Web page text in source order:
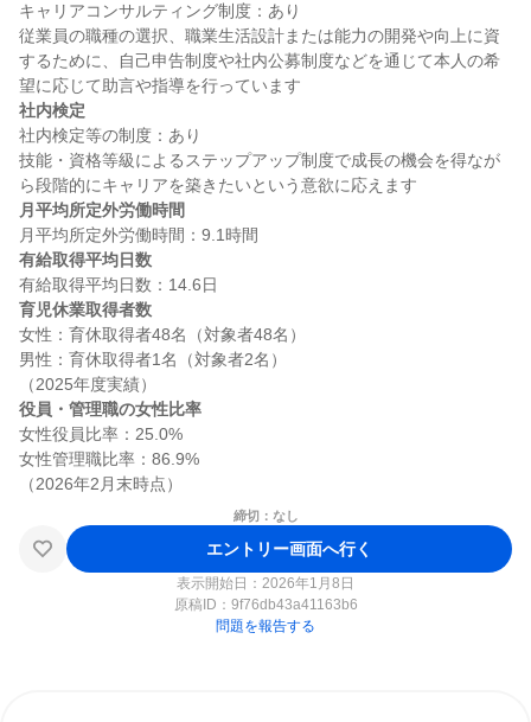
キャリアコンサルティング制度：あり
従業員の職種の選択、職業生活設計または能力の開発や向上に資
するために、自己申告制度や社内公募制度などを通じて本人の希
社内検定
社内検定等の制度：あり
技能・資格等級によるステップアップ制度で成長の機会を得なが
月平均所定外労働時間
有給取得平均日数
育児休業取得者数
女性：育休取得者48名（対象者48名）
男性：育休取得者1名（対象者2名）
役員・管理職の女性比率
女性役員比率：25.0%
女性管理職比率：86.9%
締切：なし
エントリー画面へ行く
表示開始日：2026年1月8日
原稿ID： 9f76db43a41163b6
問題を報告する